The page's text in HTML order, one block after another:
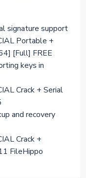
signature support
Portable +
[Full] FREE
keys in
Crack + Serial
and recovery
Crack +
FileHippo